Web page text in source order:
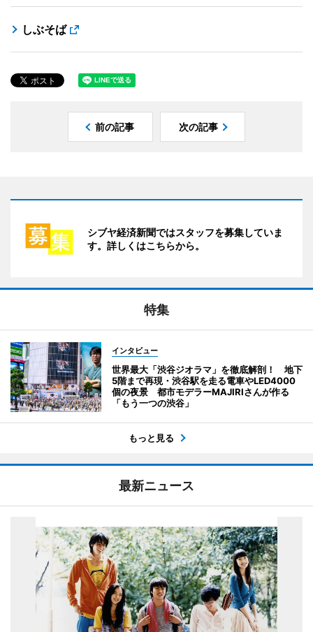
しぶそば
前の記事 次の記事
シブヤ経済新聞ではスタッフを募集していま
す。詳しくはこちらから。
特集
インタビュー
世界最大「渋谷ジオラマ」を徹底解剖！ 地下
5階まで再現・渋谷駅を走る電車やLED4000
個の夜景 都市モデラーMAJIRIさんが作る
「もう一つの渋谷」
もっと見る
最新ニュース